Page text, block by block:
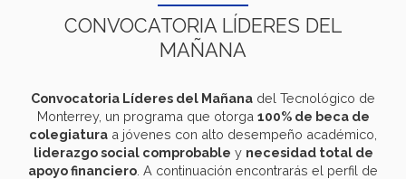
CONVOCATORIA LÍDERES DEL
MAÑANA
Convocatoria Líderes del Mañana del Tecnológico de
Monterrey, un programa que otorga 100% de beca de
colegiatura a jóvenes con alto desempeño académico,
liderazgo social comprobable y necesidad total de
apoyo financiero . A continuación encontrarás el perfil de